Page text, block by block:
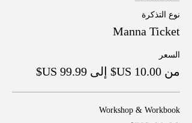
نوع التذكرة
Manna Ticket
السعر
من ‏10.00 US$ إلى ‏99.99 US$
Workshop & Workbook